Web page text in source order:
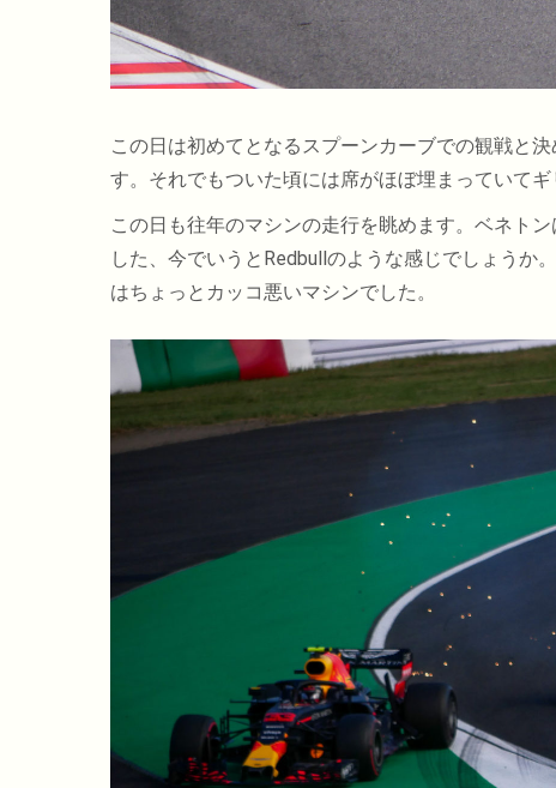
この日は初めてとなるスプーンカーブでの観戦と
す。それでもついた頃には席がほぼ埋まっていてギ
この日も往年のマシンの走行を眺めます。ベネト
した、今でいうとRedbullのような感じでしょうか
はちょっとカッコ悪いマシンでした。